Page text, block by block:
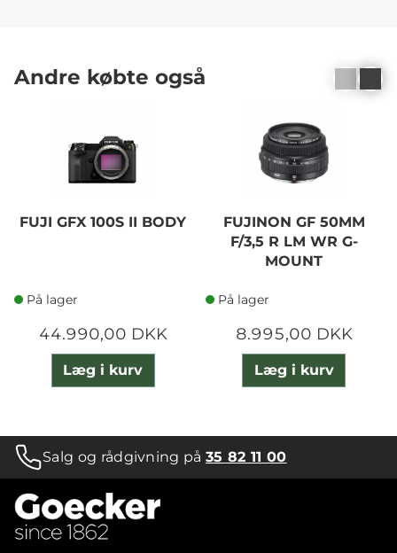
Andre købte også
FUJI GFX 100S II BODY
På lager
44.990,00 DKK
Læg i kurv
FUJINON GF 50MM
F/3,5 R LM WR G-
MOUNT
På lager
8.995,00 DKK
Læg i kurv
Salg og rådgivning på35 82 11 00